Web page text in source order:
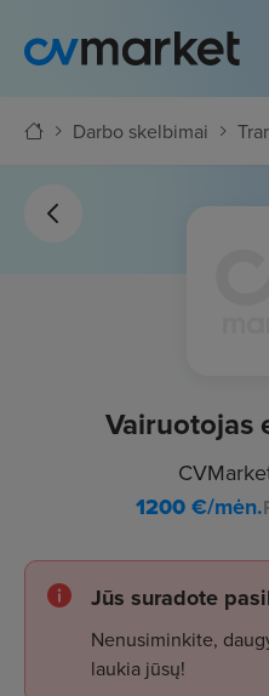
Darbo skelbimai
Vairuotojas
1200€/mėn.
Jūs suradote
Nenusiminkite,
laukia jūsų!